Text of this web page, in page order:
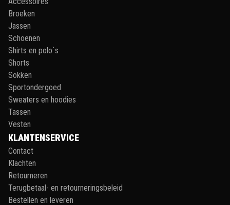
Broeken
Jassen
Schoenen
Shirts en polo`s
Shorts
Sokken
Sportondergoed
Sweaters en hoodies
Tassen
Vesten
KLANTENSERVICE
Contact
Klachten
Retourneren
Terugbetaal- en retourneringsbeleid
Bestellen en leveren